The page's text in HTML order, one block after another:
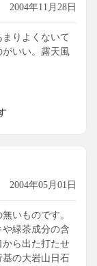
2004年11月28日
りよくないて
がいい。露天風
2004年05月01日
いものです。
緑茶成分の含
から出た打たせ
の大岩山日石